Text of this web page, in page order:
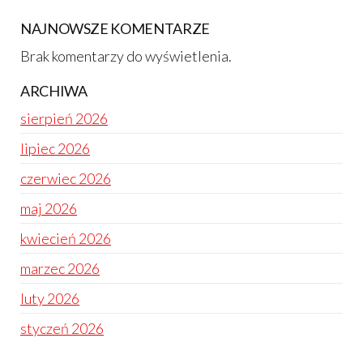
NAJNOWSZE KOMENTARZE
Brak komentarzy do wyświetlenia.
ARCHIWA
sierpień 2026
lipiec 2026
czerwiec 2026
maj 2026
kwiecień 2026
marzec 2026
luty 2026
styczeń 2026